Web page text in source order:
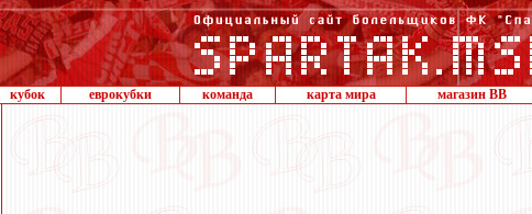
кубок еврокубки команда карта мира магазин ВВ